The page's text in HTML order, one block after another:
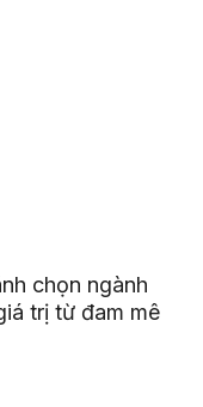
chọn ngành
trị từ đam mê